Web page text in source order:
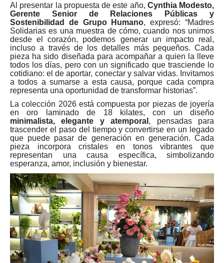
Al presentar la propuesta de este año, Cynthia Modesto,
Gerente Senior de Relaciones Públicas y
Sostenibilidad de Grupo Humano, expresó: “Madres
Solidarias es una muestra de cómo, cuando nos unimos
desde el corazón, podemos generar un impacto real,
incluso a través de los detalles más pequeños. Cada
pieza ha sido diseñada para acompañar a quien la lleve
todos los días, pero con un significado que trasciende lo
cotidiano: el de aportar, conectar y salvar vidas. Invitamos
a todos a sumarse a esta causa, porque cada compra
representa una oportunidad de transformar historias”.
La colección 2026 está compuesta por piezas de joyería
en oro laminado de 18 kilates, con un diseño
minimalista, elegante y atemporal , pensadas para
trascender el paso del tiempo y convertirse en un legado
que puede pasar de generación en generación. Cada
pieza incorpora cristales en tonos vibrantes que
representan una causa específica, simbolizando
esperanza, amor, inclusión y bienestar.